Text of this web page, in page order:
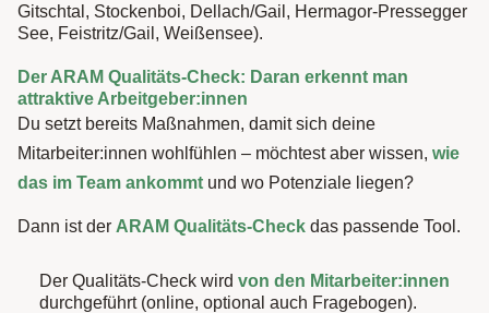
Gitschtal, Stockenboi, Dellach/Gail, Hermagor-Pressegger
See, Feistritz/Gail, Weißensee).
Der ARAM Qualitäts-Check: Daran erkennt man
attraktive Arbeitgeber:innen
Du setzt bereits Maßnahmen, damit sich deine
Mitarbeiter:innen wohlfühlen – möchtest aber wissen, wie
das im Team ankommt und wo Potenziale liegen?
Dann ist der ARAM Qualitäts-Check das passende Tool.
Der Qualitäts-Check wird von den Mitarbeiter:innen
durchgeführt (online, optional auch Fragebogen).